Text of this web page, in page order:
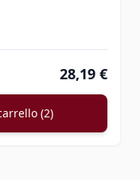
28,19 €
(2)